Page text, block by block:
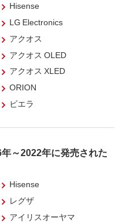
Hisense
LG Electronics
アクオス
アクオス OLED
アクオス XLED
ORION
ビエラ
～2022年に発売された
Hisense
レグザ
アイリスオーヤマ